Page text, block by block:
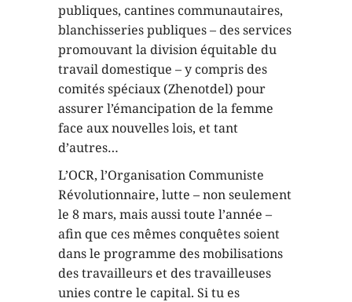
publiques, cantines communautaires,
blanchisseries publiques – des services
promouvant la division équitable du
travail domestique – y compris des
comités spéciaux (Zhenotdel) pour
assurer l’émancipation de la femme
face aux nouvelles lois, et tant
d’autres…
L’OCR, l’Organisation Communiste
Révolutionnaire, lutte – non seulement
le 8 mars, mais aussi toute l’année –
afin que ces mêmes conquêtes soient
dans le programme des mobilisations
des travailleurs et des travailleuses
unies contre le capital. Si tu es